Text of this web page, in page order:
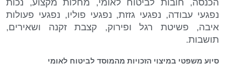
הכנסה, חובות לביטוח לאומי, מחלות מקצוע, נכות
נפגעי עבודה, נפגעי גזזת, נפגעי פוליו, נפגעי פעולות
איבה, פשיטת רגל ופירוק, קצבת זקנה ושאירים,
תושבות.
סיוע משפטי במיצוי הזכויות מהמוסד לביטוח לאומי